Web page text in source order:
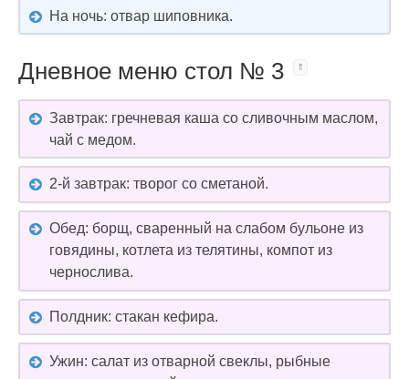
На ночь: отвар шиповника.
Дневное меню стол № 3
Завтрак: гречневая каша со сливочным маслом,
чай с медом.
2-й завтрак: творог со сметаной.
Обед: борщ, сваренный на слабом бульоне из
говядины, котлета из телятины, компот из
чернослива.
Полдник: стакан кефира.
Ужин: салат из отварной свеклы, рыбные